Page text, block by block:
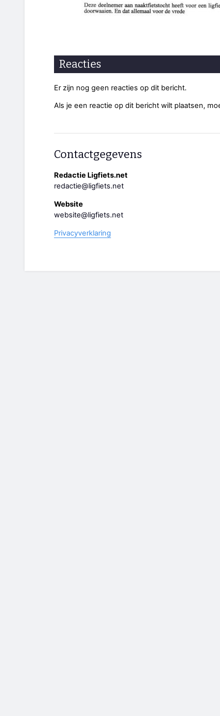
Reacties
Er zijn nog geen reacties op dit bericht.
Als je een reactie op dit bericht wilt plaatsen,
Contactgegevens
Redactie Ligfiets.net
redactie@ligfiets.net
Website
website@ligfiets.net
Privacyverklaring